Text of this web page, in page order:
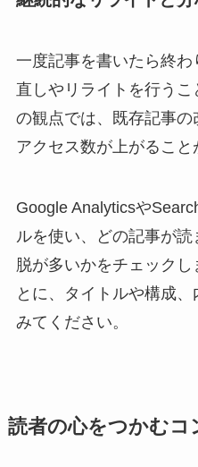
一度記事を書いたら終
直しやリライトを行う
の観点では、既存記事
アクセス数が上がること
Google Analyticsや
ルを使い、どの記事が
脱が多いかをチェック
とに、タイトルや構成
みてください。
読者の心をつかむコ